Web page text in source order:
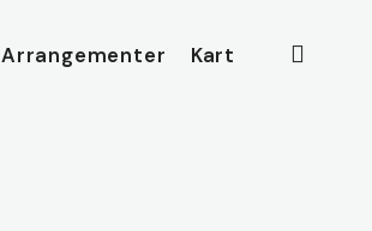
Arrangementer Kart